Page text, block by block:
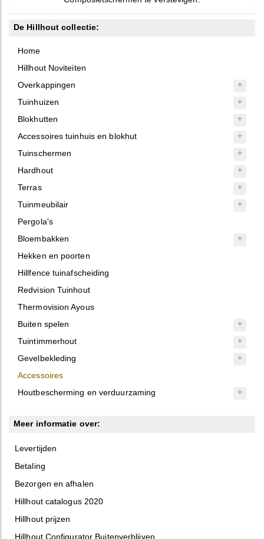
De Hillhout collectie:
Home
Hillhout Noviteiten
Overkappingen
Tuinhuizen
Blokhutten
Accessoires tuinhuis en blokhut
Tuinschermen
Hardhout
Terras
Tuinmeubilair
Pergola's
Bloembakken
Hekken en poorten
Hillfence tuinafscheiding
Redvision Tuinhout
Thermovision Ayous
Buiten spelen
Tuintimmerhout
Gevelbekleding
Accessoires
Houtbescherming en verduurzaming
Meer informatie over:
Levertijden
Betaling
Bezorgen en afhalen
Hillhout catalogus 2020
Hillhout prijzen
Hillhout Configurator Buitenverblijven